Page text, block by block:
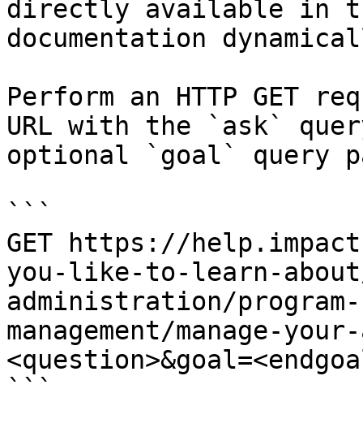
directly available in
documentation
Perform an HTTP GET
URL with the `ask`
optional `goal` query
```
GET https://
you-like-to-learn-
administration/
management/manage-
```